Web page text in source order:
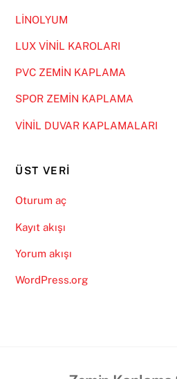
LİNOLYUM
LUX VİNİL KAROLARI
PVC ZEMİN KAPLAMA
SPOR ZEMİN KAPLAMA
VİNİL DUVAR KAPLAMALARI
ÜST VERI
Oturum aç
Kayıt akışı
Yorum akışı
WordPress.org